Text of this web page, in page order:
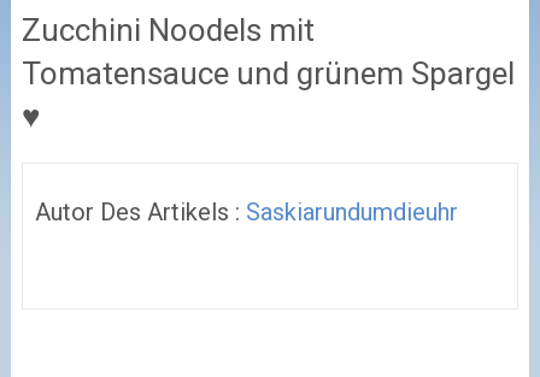
Zucchini Noodels mit
Tomatensauce und grünem Spargel
♥
Autor Des Artikels : Saskiarundumdieuhr